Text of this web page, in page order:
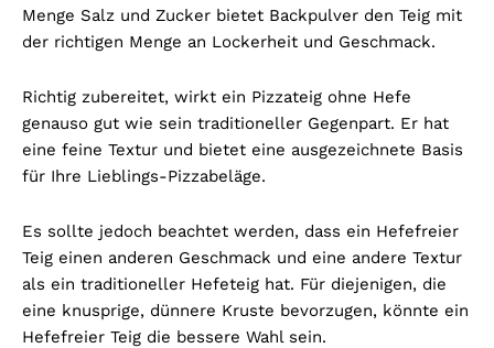
Menge Salz und Zucker bietet Backpulver den Teig mit
der richtigen Menge an Lockerheit und Geschmack.
Richtig zubereitet, wirkt ein Pizzateig ohne Hefe
genauso gut wie sein traditioneller Gegenpart. Er hat
eine feine Textur und bietet eine ausgezeichnete Basis
für Ihre Lieblings-Pizzabeläge.
Es sollte jedoch beachtet werden, dass ein Hefefreier
Teig einen anderen Geschmack und eine andere Textur
als ein traditioneller Hefeteig hat. Für diejenigen, die
eine knusprige, dünnere Kruste bevorzugen, könnte ein
Hefefreier Teig die bessere Wahl sein.